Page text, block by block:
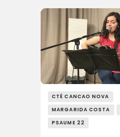
CTÉ CANCAO NOVA
MARGARIDA COSTA
PSAUME 22